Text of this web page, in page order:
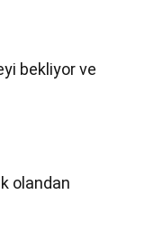
bekliyor ve
olandan